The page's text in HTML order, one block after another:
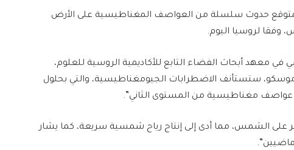
حدوث سلسلة من العواصف المغناطيسية على الأرض
وفقا لروسيا اليوم.
معهد أبحاث الفضاء التابع للأكاديمية الروسية للعلوم،
يوم 21 أبريل بتوقيت موسكو، ستستأنف الاضطرابات الجيومغناطيسية، والتي بحلول
على الشمس، مما أدى إلى إنتاج رياح شمسية سريعة، كما يشار